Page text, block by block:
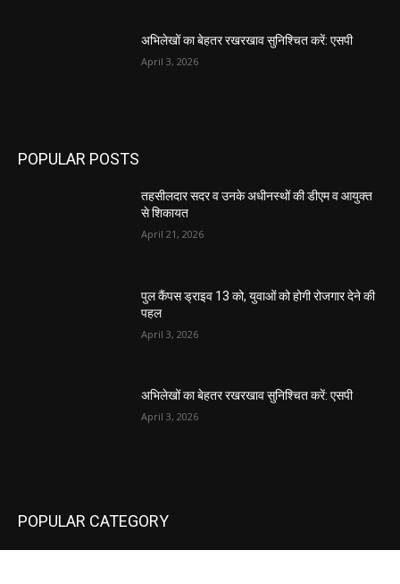
अभिलेखों का बेहतर रखरखाव सुनिश्चित करें: एसपी
April 3, 2026
POPULAR POSTS
तहसीलदार सदर व उनके अधीनस्थों की डीएम व आयुक्त
से शिकायत
April 21, 2026
पुल कैंपस ड्राइव 13 को, युवाओं को होगी रोजगार देने की
पहल
April 3, 2026
अभिलेखों का बेहतर रखरखाव सुनिश्चित करें: एसपी
April 3, 2026
POPULAR CATEGORY